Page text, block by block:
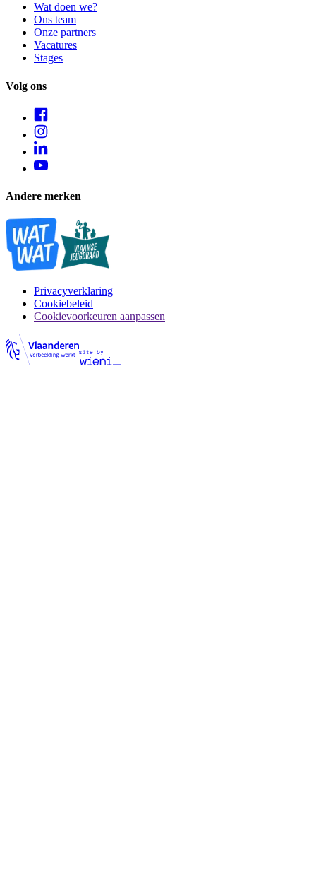
Wat doen we?
Ons team
Onze partners
Vacatures
Stages
Volg ons
Andere merken
Privacyverklaring
Cookiebeleid
Cookievoorkeuren aanpassen